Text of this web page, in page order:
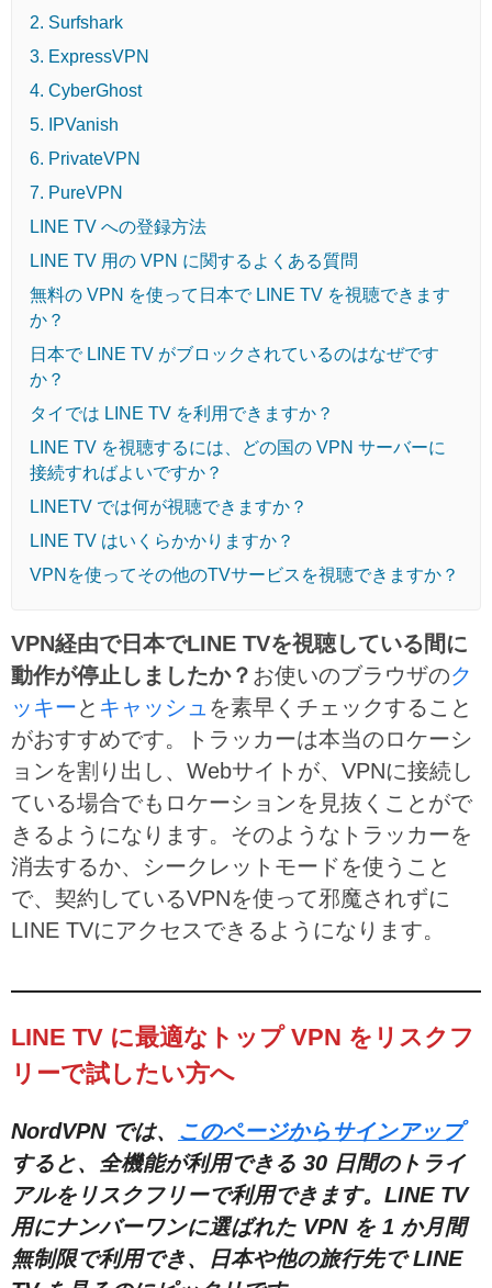
2. Surfshark
3. ExpressVPN
4. CyberGhost
5. IPVanish
6. PrivateVPN
7. PureVPN
LINE TV への登録方法
LINE TV 用の VPN に関するよくある質問
無料の VPN を使って日本で LINE TV を視聴できます
か？
日本で LINE TV がブロックされているのはなぜです
か？
タイでは LINE TV を利用できますか？
LINE TV を視聴するには、どの国の VPN サーバーに
接続すればよいですか？
LINETV では何が視聴できますか？
LINE TV はいくらかかりますか？
VPNを使ってその他のTVサービスを視聴できますか？
VPN経由で日本でLINE TVを視聴している間に
動作が停止しましたか？ お使いのブラウザのク
ッキーと キャッシュ を素早くチェックすること
がおすすめです。
トラッカーは本当のロケーシ
ョンを割り出し、Webサイトが、VPNに接続し
ている場合でもロケーションを見抜くことがで
きるようになります。そのようなトラッカーを
消去するか、シークレットモードを使うこと
で、契約しているVPNを使って邪魔されずに
LINE TVにアクセスできるようになります。
LINE TV に最適なトップ VPN をリスクフ
リーで試したい方へ
NordVPN では、 このページからサインアップ
すると、全機能が利用できる 30 日間のトライ
アルをリスクフリーで利用できます。LINE TV
用にナンバーワンに選ばれた VPN を 1 か月間
無制限で利用でき、日本や他の旅行先で LINE